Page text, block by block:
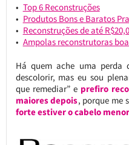
Top 6 Reconstruções
Produtos Bons e Baratos
Reconstruções de até
Ampolas reconstrutoras
Há quem ache uma perda
descolorir, mas eu sou
que remediar” e prefiro
maiores depois, porque me
forte estiver o cabelo